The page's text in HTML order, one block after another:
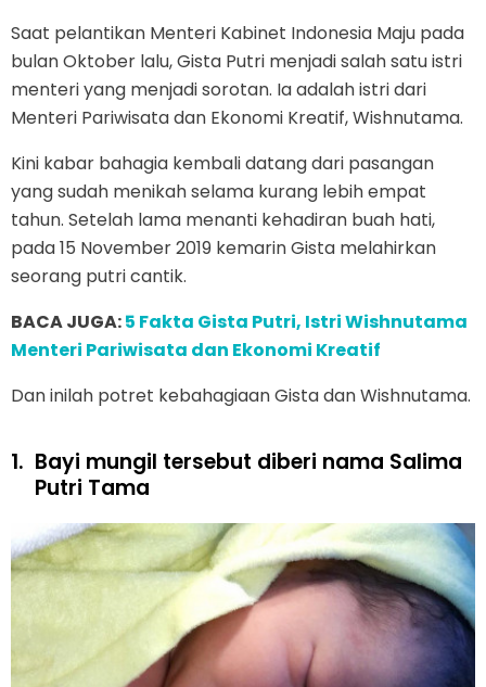
Saat pelantikan Menteri Kabinet Indonesia Maju pada
bulan Oktober lalu, Gista Putri menjadi salah satu istri
menteri yang menjadi sorotan. Ia adalah istri dari
Menteri Pariwisata dan Ekonomi Kreatif, Wishnutama.
Kini kabar bahagia kembali datang dari pasangan
yang sudah menikah selama kurang lebih empat
tahun. Setelah lama menanti kehadiran buah hati,
pada 15 November 2019 kemarin Gista melahirkan
seorang putri cantik.
BACA JUGA:5 Fakta Gista Putri, Istri Wishnutama
Menteri Pariwisata dan Ekonomi Kreatif
Dan inilah potret kebahagiaan Gista dan Wishnutama.
1. Bayi mungil tersebut diberi nama Salima
Putri Tama